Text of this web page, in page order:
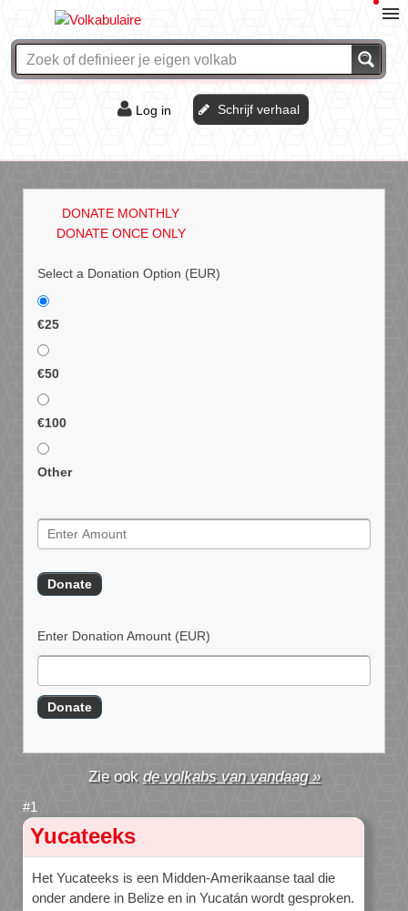
Log in Schrijf verhaal
DONATE MONTHLY
DONATE ONCE ONLY
Select a Donation Option (EUR)
€25
€50
€100
Other
Enter Donation Amount (EUR)
de volkabs van vandaag »
Yucateeks
Het Yucateeks is een Midden-Amerikaanse taal die
onder andere in Belize en in Yucatán wordt gesproken.